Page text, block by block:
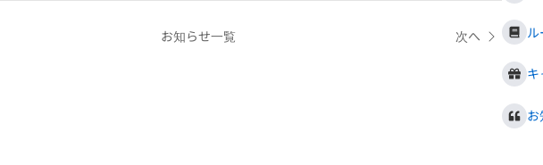
お知らせ一覧 次へ
キ
お